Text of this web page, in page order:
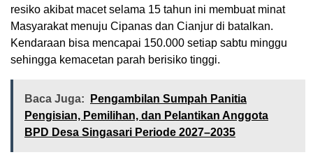
resiko akibat macet selama 15 tahun ini membuat minat
Masyarakat menuju Cipanas dan Cianjur di batalkan.
Kendaraan bisa mencapai 150.000 setiap sabtu minggu
sehingga kemacetan parah berisiko tinggi.
Baca Juga:
Pengambilan Sumpah Panitia
Pengisian, Pemilihan, dan Pelantikan Anggota
BPD Desa Singasari Periode 2027–2035